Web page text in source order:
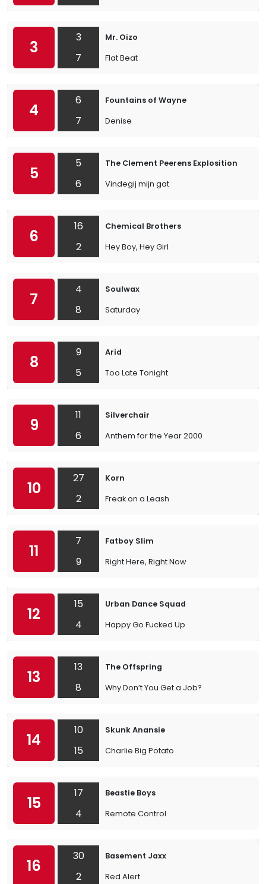
3
3
7
Mr. Oizo
Flat Beat
4
6
7
Fountains of Wayne
Denise
5
5
6
The Clement Peerens Explosition
Vindegij mijn gat
6
16
2
Chemical Brothers
Hey Boy, Hey Girl
7
4
8
Soulwax
Saturday
8
9
5
Arid
Too Late Tonight
9
11
6
Silverchair
Anthem for the Year 2000
10
27
2
Korn
Freak on a Leash
11
7
9
Fatboy Slim
Right Here, Right Now
12
15
4
Urban Dance Squad
Happy Go Fucked Up
13
13
8
The Offspring
Why Don’t You Get a Job?
14
10
15
Skunk Anansie
Charlie Big Potato
15
17
4
Beastie Boys
Remote Control
16
30
2
Basement Jaxx
Red Alert